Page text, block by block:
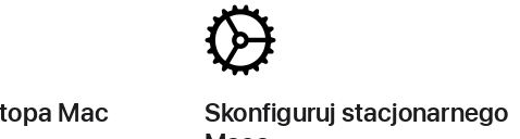
Mac
Skonfiguruj stacjonarnego